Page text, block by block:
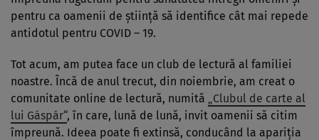
pentru ca oamenii de ştiinţă să identifice cât mai repede
antidotul pentru COVID – 19.
Tot acum, am putea face un club de lectură al familiei
noastre. Încă de anul trecut, din noiembrie, am creat o
comunitate online de lectură, numită
„Clubul de carte al
lui Gáspár“, în care, lună de lună, invit oamenii să citim
împreună. Ideea poate fi extinsă, conducând la apariţia